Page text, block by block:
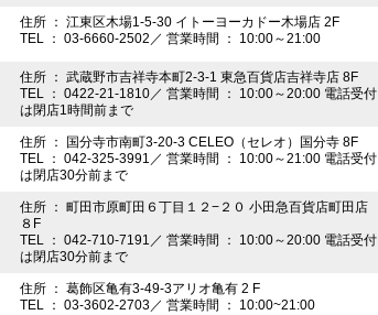
住所 ： 江東区木場1-5-30 イトーヨーカドー木場店 2F
TEL ： 03-6660-2502／ 営業時間 ： 10:00～21:00
住所 ： 武蔵野市吉祥寺本町2-3-1 東急百貨店吉祥寺店 8F
TEL ： 0422-21-1810／ 営業時間 ： 10:00～20:00 電話受付
は閉店1時間前まで
住所 ： 国分寺市南町3-20-3 CELEO（セレオ）国分寺 8F
TEL ： 042-325-3991／ 営業時間 ： 10:00～21:00 電話受付
は閉店30分前まで
住所 ： 町田市原町田６丁目１２−２０ 小田急百貨店町田店
８F
TEL ： 042-710-7191／ 営業時間 ： 10:00～20:00 電話受付
は閉店30分前まで
住所 ： 葛飾区亀有3-49-3アリオ亀有 2 F
TEL ： 03-3602-2703／ 営業時間 ： 10:00~21:00